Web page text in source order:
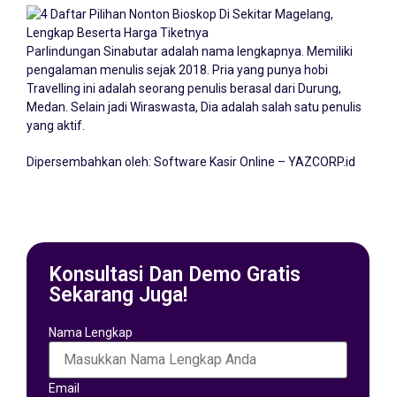
Parlindungan Sinabutar adalah nama lengkapnya. Memiliki
pengalaman menulis sejak 2018. Pria yang punya hobi
Travelling ini adalah seorang penulis berasal dari Durung,
Medan. Selain jadi Wiraswasta, Dia adalah salah satu penulis
yang aktif.
Dipersembahkan oleh: Software Kasir Online – YAZCORP.id
Konsultasi Dan Demo Gratis
Sekarang Juga!
Nama Lengkap
Email